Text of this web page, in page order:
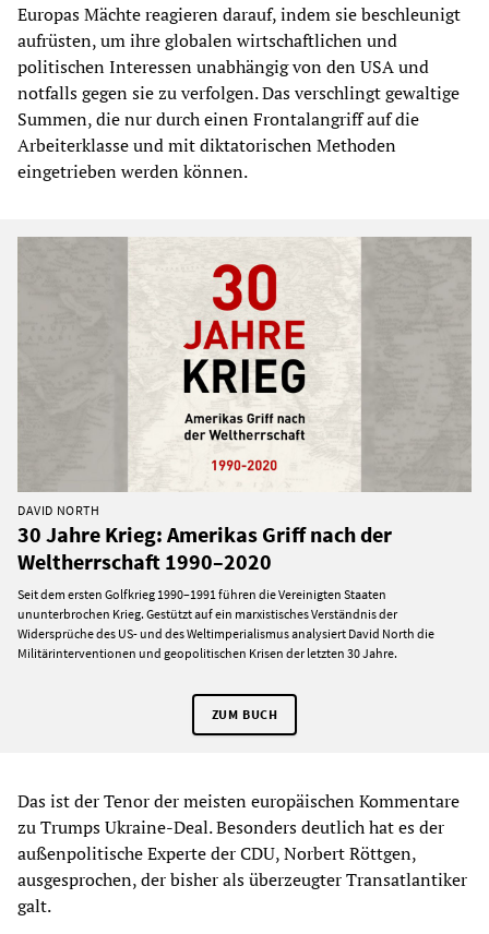
Europas Mächte reagieren darauf, indem sie beschleunigt
aufrüsten, um ihre globalen wirtschaftlichen und
politischen Interessen unabhängig von den USA und
notfalls gegen sie zu verfolgen. Das verschlingt gewaltige
Summen, die nur durch einen Frontalangriff auf die
Arbeiterklasse und mit diktatorischen Methoden
eingetrieben werden können.
DAVID NORTH
30 Jahre Krieg: Amerikas Griff nach der
Weltherrschaft 1990–2020
Seit dem ersten Golfkrieg 1990–1991 führen die Vereinigten Staaten
ununterbrochen Krieg. Gestützt auf ein marxistisches Verständnis der
Widersprüche des US- und des Weltimperialismus analysiert David North die
Militärinterventionen und geopolitischen Krisen der letzten 30 Jahre.
ZUM BUCH
Das ist der Tenor der meisten europäischen Kommentare
zu Trumps Ukraine-Deal. Besonders deutlich hat es der
außenpolitische Experte der CDU, Norbert Röttgen,
ausgesprochen, der bisher als überzeugter Transatlantiker
galt.